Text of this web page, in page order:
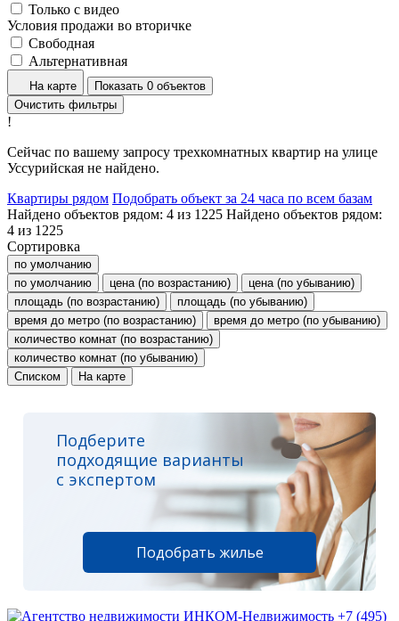
Только с видео
Условия продажи во вторичке
Свободная
Альтернативная
На карте
Показать 0 объектов
Очистить фильтры
!
Сейчас по вашему запросу трехкомнатных квартир на улице
Уссурийская не найдено.
Квартиры рядом Подобрать объект за 24 часа по всем базам
Найдено объектов рядом: 4 из 1225 Найдено объектов рядом:
4 из 1225
Сортировка
по умолчанию
по умолчанию
цена (по возрастанию)
цена (по убыванию)
площадь (по возрастанию)
площадь (по убыванию)
время до метро (по возрастанию)
время до метро (по убыванию)
количество комнат (по возрастанию)
количество комнат (по убыванию)
Списком
На карте
Подберите
подходящие варианты
с экспертом
Подобрать жилье
+7 (495)